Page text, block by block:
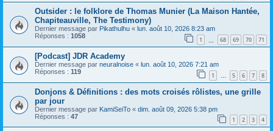
Outsider : le folklore de Thomas Munier (La Maison Hantée,
Chapiteauville, The Testimony)
Dernier message par Pikathulhu « lun. août 10, 2026 8:23 am
Réponses : 1058 1 68 69 70 71
[Podcast] JDR Academy
Dernier message par neuralnoise « lun. août 10, 2026 7:21 am
Réponses : 119 1 … 5 6 7 8
Donjons & Définitions : des mots croisés rôlistes, une grille
par jour
Dernier message par KamiSeiTo « dim. août 09, 2026 5:38 pm
Réponses : 47 1 2 3 4